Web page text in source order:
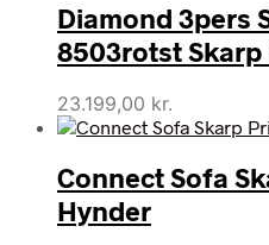
Diamond 3pers
8503rotst Skarp
23.199,00 kr.
Connect Sofa
Hynder